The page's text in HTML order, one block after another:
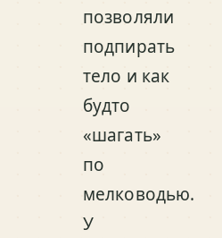
позволяли
подпирать
тело и как
будто
«шагать»
по
мелководью.
У